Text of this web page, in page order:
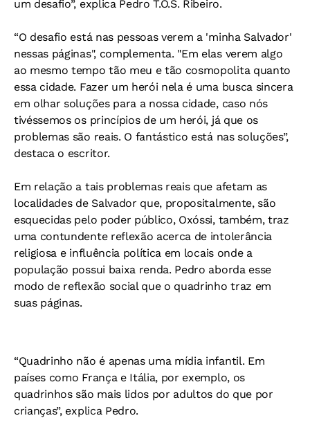
um desafio”, explica Pedro T.O.S. Ribeiro.
“O desafio está nas pessoas verem a 'minha Salvador'
nessas páginas", complementa. "Em elas verem algo
ao mesmo tempo tão meu e tão cosmopolita quanto
essa cidade. Fazer um herói nela é uma busca sincera
em olhar soluções para a nossa cidade, caso nós
tivéssemos os princípios de um herói, já que os
problemas são reais. O fantástico está nas soluções”,
destaca o escritor.
Em relação a tais problemas reais que afetam as
localidades de Salvador que, propositalmente, são
esquecidas pelo poder público, Oxóssi, também, traz
uma contundente reflexão acerca de intolerância
religiosa e influência política em locais onde a
população possui baixa renda. Pedro aborda esse
modo de reflexão social que o quadrinho traz em
suas páginas.
“Quadrinho não é apenas uma mídia infantil. Em
países como França e Itália, por exemplo, os
quadrinhos são mais lidos por adultos do que por
crianças”, explica Pedro.